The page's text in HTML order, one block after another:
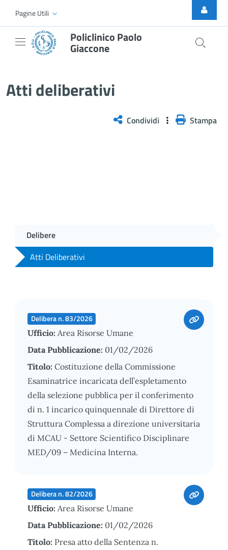
Skip to Main Content
Pagine Utili
Policlinico Paolo
Giaccone
Atti deliberativi
Condividi Stampa
Delibere
Atti Deliberativi
Delibera n. 83/2026
Ufficio: Area Risorse Umane
Data Pubblicazione: 01/02/2026
Titolo: Costituzione della Commissione
Esaminatrice incaricata dell’espletamento
della selezione pubblica per il conferimento
di n. 1 incarico quinquennale di Direttore di
Struttura Complessa a direzione universitaria
di MCAU - Settore Scientifico Disciplinare
MED/09 – Medicina Interna.
Delibera n. 82/2026
Ufficio: Area Risorse Umane
Data Pubblicazione: 01/02/2026
Titolo: Presa atto della Sentenza n.